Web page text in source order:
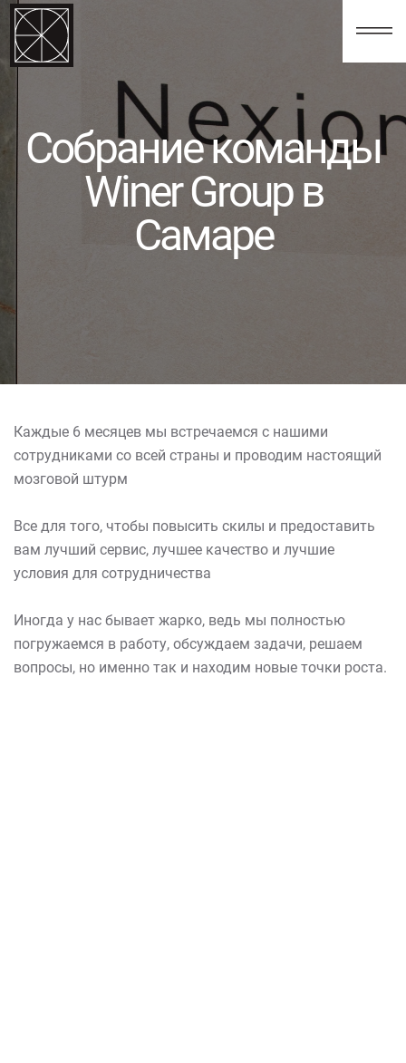
123
Собрание команды
Winer Group в
Самаре
Каждые 6 месяцев мы встречаемся с нашими
сотрудниками со всей страны и проводим настоящий
мозговой штурм
Все для того, чтобы повысить скилы и предоставить
вам лучший сервис, лучшее качество и лучшие
условия для сотрудничества
Иногда у нас бывает жарко, ведь мы полностью
погружаемся в работу, обсуждаем задачи, решаем
вопросы, но именно так и находим новые точки роста.